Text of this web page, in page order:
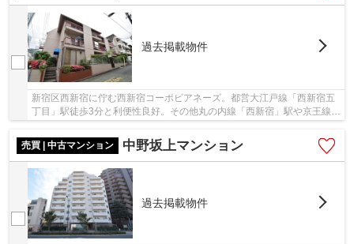
過去掲載物件
新宿区西新宿に佇む西新宿コーポビアネーズ。都営大江戸線「西新宿五
丁目」駅徒歩3分と利便性良好。その他丸の内線「西新宿」駅や京王線
売買 | 中古マンション
中野坂上マンション
過去掲載物件